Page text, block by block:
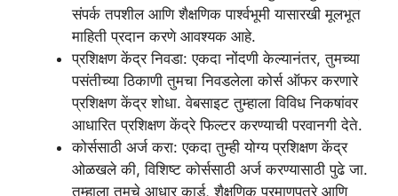
संपर्क तपशील आणि शैक्षणिक पार्श्वभूमी यासारखी मूलभूत
माहिती प्रदान करणे आवश्यक आहे.
प्रशिक्षण केंद्र निवडा: एकदा नोंदणी केल्यानंतर, तुमच्या
पसंतीच्या ठिकाणी तुमचा निवडलेला कोर्स ऑफर करणारे
प्रशिक्षण केंद्र शोधा. वेबसाइट तुम्हाला विविध निकषांवर
आधारित प्रशिक्षण केंद्रे फिल्टर करण्याची परवानगी देते.
कोर्ससाठी अर्ज करा: एकदा तुम्ही योग्य प्रशिक्षण केंद्र
ओळखले की, विशिष्ट कोर्ससाठी अर्ज करण्यासाठी पुढे जा.
तुम्हाला तुमचे आधार कार्ड, शैक्षणिक प्रमाणपत्रे आणि